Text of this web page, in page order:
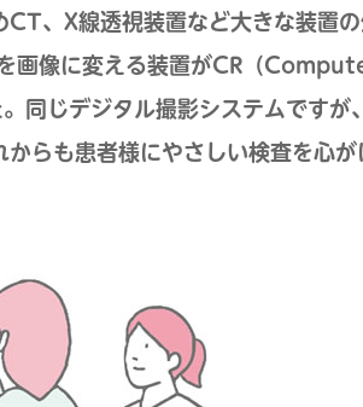
、X線透視装置など大きな装置
を画像に変える装置がCR（
同じデジタル撮影システムですが
からも患者様にやさしい検査を心